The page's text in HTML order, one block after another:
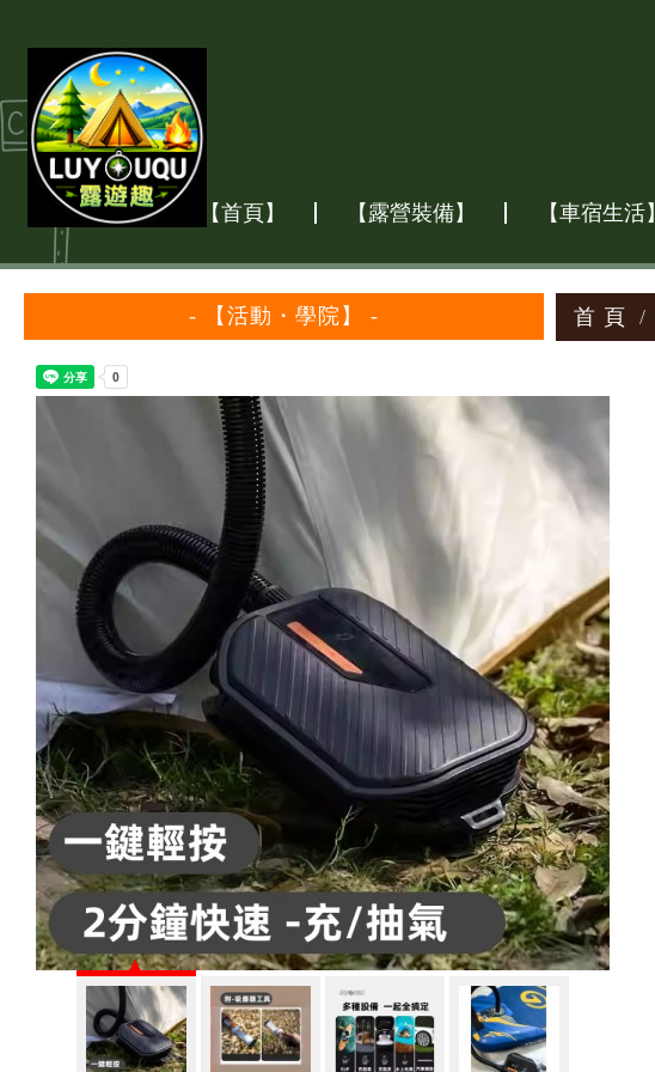
【首頁】 【露營裝備】 【車宿生活】
- 【活動・學院】 - 首 頁